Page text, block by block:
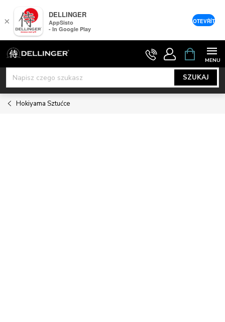
Przejść
do
treści
SZUKAJ
KOSZYK
Hokiyama Sztućce
×
DELLINGER
AppSisto
- In Google Play
OTEVŘÍT